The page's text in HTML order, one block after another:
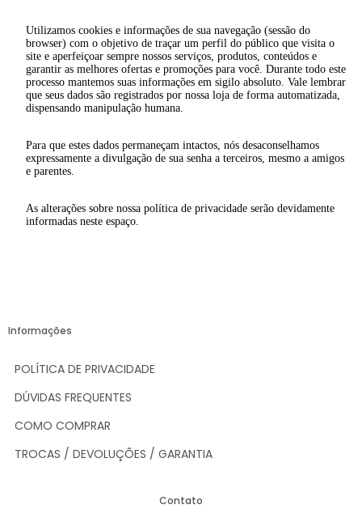
Utilizamos cookies e informações de sua navegação (sessão do
browser) com o objetivo de traçar um perfil do público que visita o
site e aperfeiçoar sempre nossos serviços, produtos, conteúdos e
garantir as melhores ofertas e promoções para você. Durante todo este
processo mantemos suas informações em sigilo absoluto. Vale lembrar
que seus dados são registrados por nossa loja de forma automatizada,
dispensando manipulação humana.
Para que estes dados permaneçam intactos, nós desaconselhamos
expressamente a divulgação de sua senha a terceiros, mesmo a amigos
e parentes.
As alterações sobre nossa política de privacidade serão devidamente
informadas neste espaço.
Informações
POLÍTICA DE PRIVACIDADE
DÚVIDAS FREQUENTES
COMO COMPRAR
TROCAS / DEVOLUÇÕES / GARANTIA
Contato